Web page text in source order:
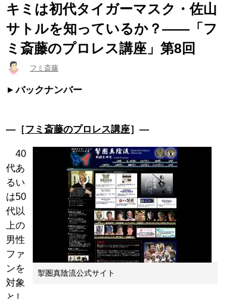
キミは初代タイガーマスク・佐山
サトルを知っているか？――「フ
ミ斎藤のプロレス講座」第8回
フミ斎藤
バックナンバー
―［フミ斎藤のプロレス講座］―
掣圏真陰流公式サイト
40
代あ
るい
は50
代以
上の
男性
ファ
ンを
対象
とし